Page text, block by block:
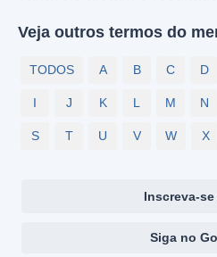
Veja outros termos do
TODOS A B C D
I J K L M N
S T U V W X
Inscreva-
Siga no